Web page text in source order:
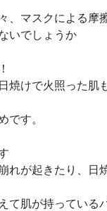
、マスクによる摩
いでしょうか
焼けで火照った肌
です。
れが起きたり、日
て肌が持っている